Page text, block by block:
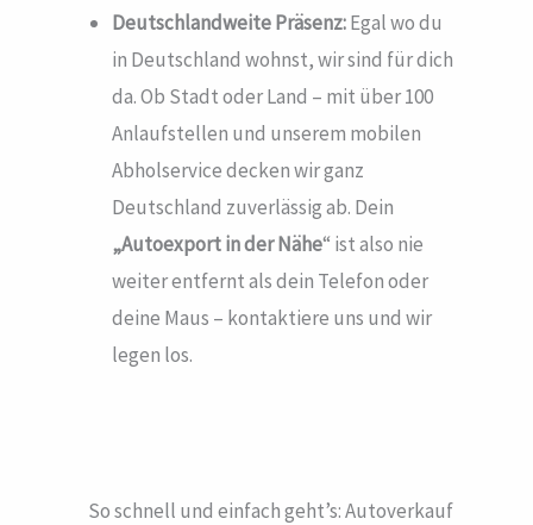
Deutschlandweite Präsenz:Egal wo du
in Deutschland wohnst, wir sind für dich
da. Ob Stadt oder Land – mit über 100
Anlaufstellen und unserem mobilen
Abholservice decken wir ganz
Deutschland zuverlässig ab. Dein
„Autoexport in der Nähe“ ist also nie
weiter entfernt als dein Telefon oder
deine Maus – kontaktiere uns und wir
legen los.
So schnell und einfach geht’s: Autoverkauf